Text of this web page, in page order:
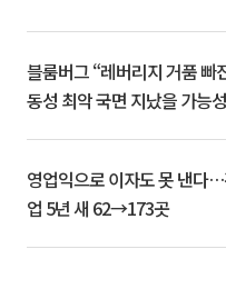
블룸버그 “레버리지 거품 빠
동성 최악 국면 지났을 가능
영업익으로 이자도 못 낸다
업 5년 새 62→173곳